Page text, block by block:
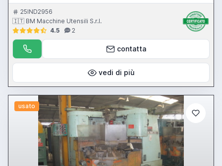
25IND2956
🇮🇹 BM Macchine Utensili S.r.l.
4.5
2
contatta
vedi di più
usato